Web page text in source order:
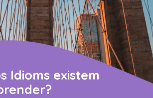
Idioms existem